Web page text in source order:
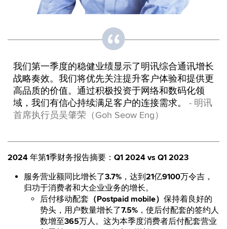
我们第一季度的稳健业绩显示了明讯综合通讯增长
战略奏效。我们将优先关注提升客户体验和提供更
高品质的价值。通过积极投资于网络和数码化领
域，我们有信心持续满足客户的连接需求。
- 明讯
首席执行员吴肇荣（Goh Seow Eng）
2024 年第1季财务报告摘要： Q1 2024 vs Q1 2023
服务营业额同比增长了3.7% ，达到21亿9100万令吉，
归功于消费者和大企业业务的增长。
后付移动配套 （Postpaid mobile） 保持着良好的
势头，用户数量增长了7.5% ，使后付配套的签约人
数增至365万人。这为本季度消费者后付配套营业